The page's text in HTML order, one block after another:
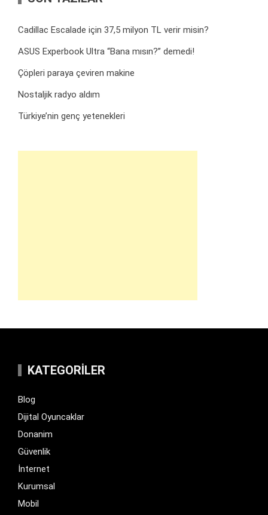
Cadillac Escalade için 37,5 milyon TL verir misin?
ASUS Experbook Ultra “Bana mısın?” demedi!
Çöpleri paraya çeviren makine
Nostaljik radyo aldım
Türkiye’nin genç yetenekleri
KATEGORILER
Blog
Dijital Oyuncaklar
Donanim
Güvenlik
İnternet
Kurumsal
Mobil